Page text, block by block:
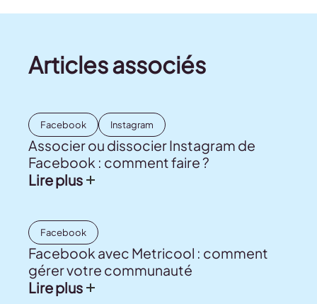
Articles associés
Facebook Instagram
Associer ou dissocier Instagram de
Facebook : comment faire ?
Lire plus
Facebook
Facebook avec Metricool : comment
gérer votre communauté
Lire plus